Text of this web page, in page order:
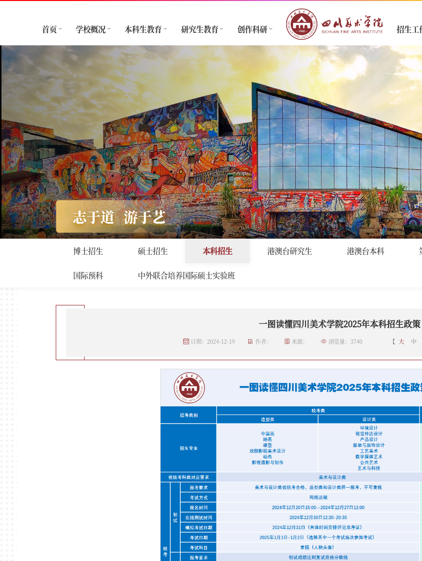
首页 学校概况 本科生教育 研究生教育 创作科研 招生工
志于道 游于艺
招生工作 首页 > 本科招生 >
博士招生 硕士招生 本科招生 港澳台研究生 港澳台本科
国际预科 中外联合培养国际硕士实验班
一图读懂四川美术学院2025年本科招生政策
日期：2024-12-19 作者： 来源： 浏览量： 3740 【 大 中